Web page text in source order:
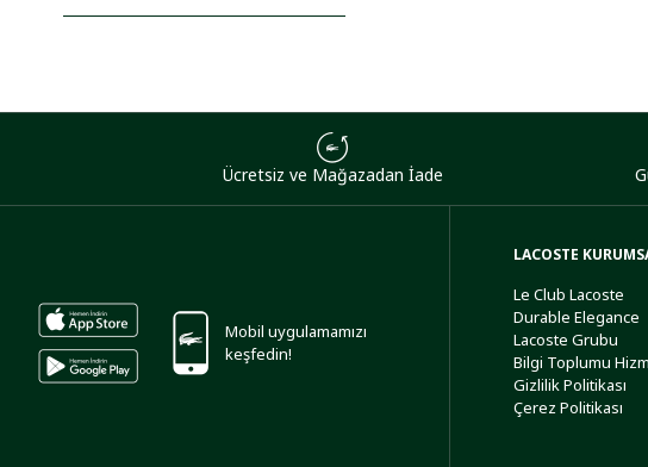
Ücretsiz ve Mağazadan İade
Mobil uygulamamızı
keşfedin!
LACOSTE
Le Club Lacoste
Durable Elegance
Lacoste Grubu
Bilgi Toplumu
Gizlilik Politikası
Çerez Politikası